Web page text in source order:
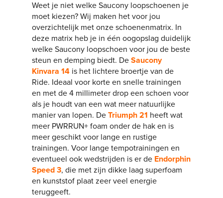
Weet je niet welke Saucony loopschoenen je
moet kiezen? Wij maken het voor jou
overzichtelijk met onze schoenenmatrix. In
deze matrix heb je in één oogopslag duidelijk
welke Saucony loopschoen voor jou de beste
steun en demping biedt. DeSaucony
Kinvara 14 is het lichtere broertje van de
Ride. Ideaal voor korte en snelle trainingen
en met de 4 millimeter drop een schoen voor
als je houdt van een wat meer natuurlijke
manier van lopen. DeTriumph 21 heeft wat
meer PWRRUN+ foam onder de hak en is
meer geschikt voor lange en rustige
trainingen. Voor lange tempotrainingen en
eventueel ook wedstrijden is er de Endorphin
Speed 3, die met zijn dikke laag superfoam
en kunststof plaat zeer veel energie
teruggeeft.